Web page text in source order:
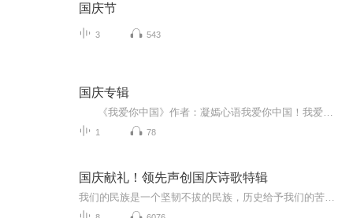
国庆节
3 543
国庆专辑
1 78
国庆献礼！领先声创国庆诗歌特辑